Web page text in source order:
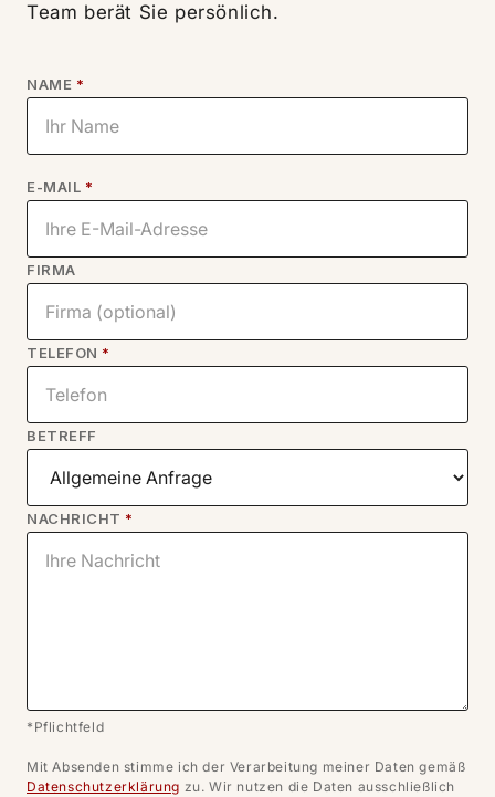
Team berät Sie persönlich.
NAME *
E-MAIL *
FIRMA
TELEFON *
BETREFF
NACHRICHT *
*Pflichtfeld
Mit Absenden stimme ich der Verarbeitung meiner Daten gemäß
Datenschutzerklärung zu. Wir nutzen die Daten ausschließlich